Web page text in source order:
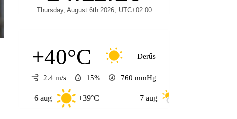
+40°C Derűs
2.4 m/s 15% 760 mmHg
+39°C +32°C